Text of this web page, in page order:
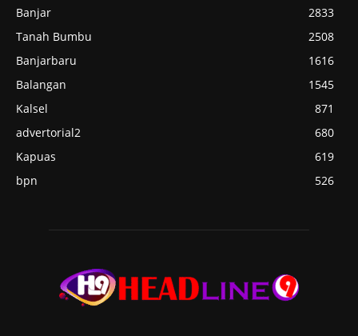
Banjar
2833
Tanah Bumbu
2508
Banjarbaru
1616
Balangan
1545
Kalsel
871
advertorial2
680
Kapuas
619
bpn
526